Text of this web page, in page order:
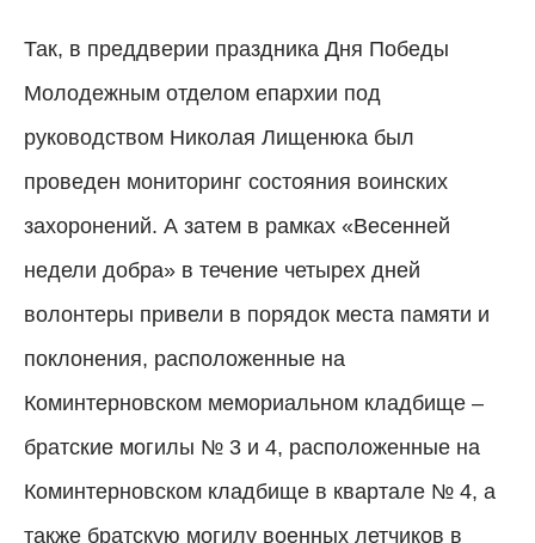
Так, в преддверии праздника Дня Победы
Молодежным отделом епархии под
руководством Николая Лищенюка был
проведен мониторинг состояния воинских
захоронений. А затем в рамках «Весенней
недели добра» в течение четырех дней
волонтеры привели в порядок места памяти и
поклонения, расположенные на
Коминтерновском мемориальном кладбище –
братские могилы № 3 и 4, расположенные на
Коминтерновском кладбище в квартале № 4, а
также братскую могилу военных летчиков в